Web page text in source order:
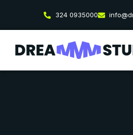
324 0935000